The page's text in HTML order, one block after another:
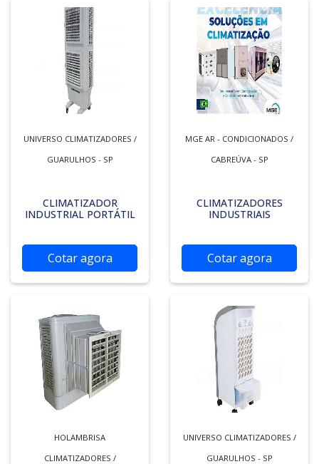
UNIVERSO CLIMATIZADORES /
GUARULHOS - SP
CLIMATIZADOR
INDUSTRIAL PORTÁTIL
Cotar agora
MGE AR - CONDICIONADOS /
CABREÚVA - SP
CLIMATIZADORES
INDUSTRIAIS
Cotar agora
HOLAMBRISA
CLIMATIZADORES /
UNIVERSO CLIMATIZADORES /
GUARULHOS - SP